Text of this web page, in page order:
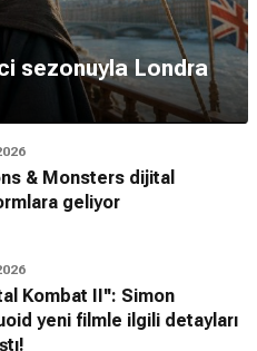
sezonuyla Londra
& Monsters dijital
geliyor
Kombat II'': Simon
yeni filmle ilgili detayları